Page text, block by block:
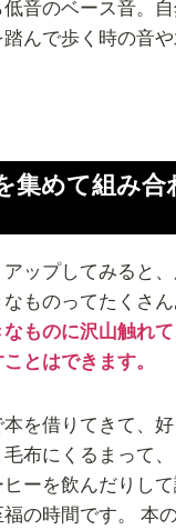
音のベース音。
んで歩く時の音
集めて組み合
ップしてみると
ものってたくさん
なものに沢山触れ
とはできます。
を借りてきて、
布にくるまって
ーを飲んだりし
の時間です。 本